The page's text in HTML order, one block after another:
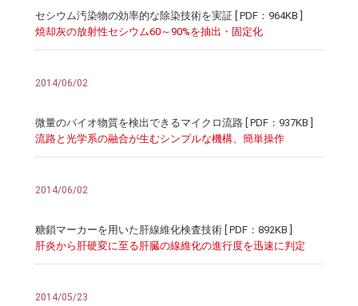
セシウム汚染物の効率的な除染技術を実証 [ PDF：964KB ]
焼却灰の放射性セシウム60～90%を抽出・固定化
2014/06/02
微量のバイオ物質を検出できるマイクロ流路 [ PDF：937KB ]
流路と光学系の融合が生むシンプルな機構、簡単操作
2014/06/02
糖鎖マーカーを用いた肝線維化検査技術 [ PDF：892KB ]
肝炎から肝硬変に至る肝臓の線維化の進行度を迅速に判定
2014/05/23